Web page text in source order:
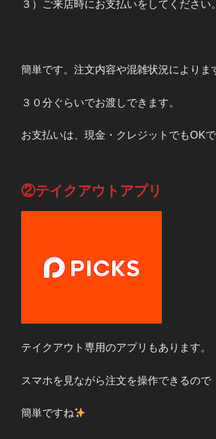
３）ご来店時にお支払いをしてください。
簡単です。注文内容や混雑状況によりま
３０分ぐらいでお渡しできます。
お支払いは、現金・クレジットでもOKで
②テイクアウトアプリ
テイクアウト専用のアプリもあります。
スマホを見ながら注文を操作できるので
簡単ですね